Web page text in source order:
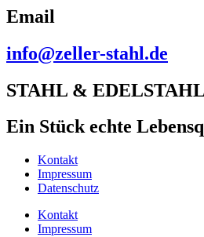
Email
info@zeller-stahl.de
STAHL & EDELSTAHL
Ein Stück echte
Kontakt
Impressum
Datenschutz
Kontakt
Impressum